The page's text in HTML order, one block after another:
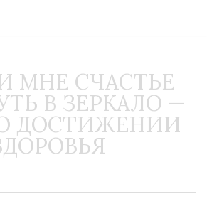
МНЕ СЧАСТЬЕ
В ЗЕРКАЛО —
ДОСТИЖЕНИИ